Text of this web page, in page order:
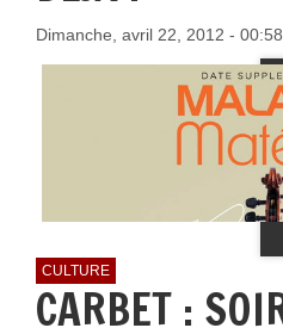
Dimanche, avril 22, 2012 - 00:58
CULTURE
CARBET :